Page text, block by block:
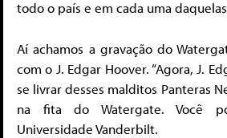
todo o país e em cada uma
Aí achamos a gravação do
com o J. Edgar Hoover. “Agora, J.
se livrar desses malditos Panteras
na fita do Watergate. Você
Universidade Vanderbilt.